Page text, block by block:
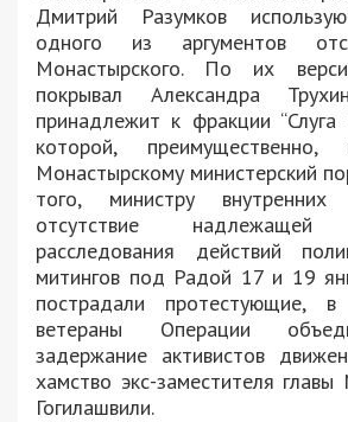
Дмитрий Разумков
одного из аргументов
Монастырского. По их
покрывал Александра
принадлежит к фракции “Слуга
которой,
Монастырскому министерский
того, министру
отсутствие
расследования действий
митингов под Радой 17 и 19
пострадали протестующие,
ветераны Операции
задержание активистов
хамство экс-заместителя
Гогилашвили.